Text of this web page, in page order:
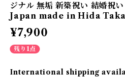
ジナル 無垢 新築祝い 結婚祝
Japan made in Hida
¥7,900
残り1点
International shipping